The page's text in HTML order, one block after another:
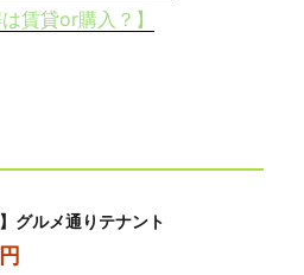
賃貸or購入？】
】グルメ通りテナント